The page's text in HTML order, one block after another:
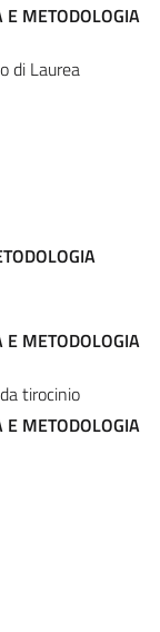
E METODOLOGIA
di Laurea
E METODOLOGIA
tirocinio
E METODOLOGIA